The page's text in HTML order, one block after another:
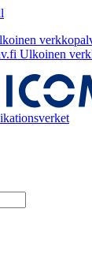
Ulkoinen